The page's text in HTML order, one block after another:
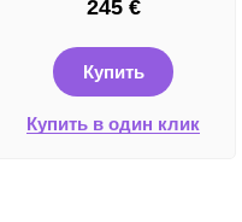
245 €
Купить
Купить в один клик